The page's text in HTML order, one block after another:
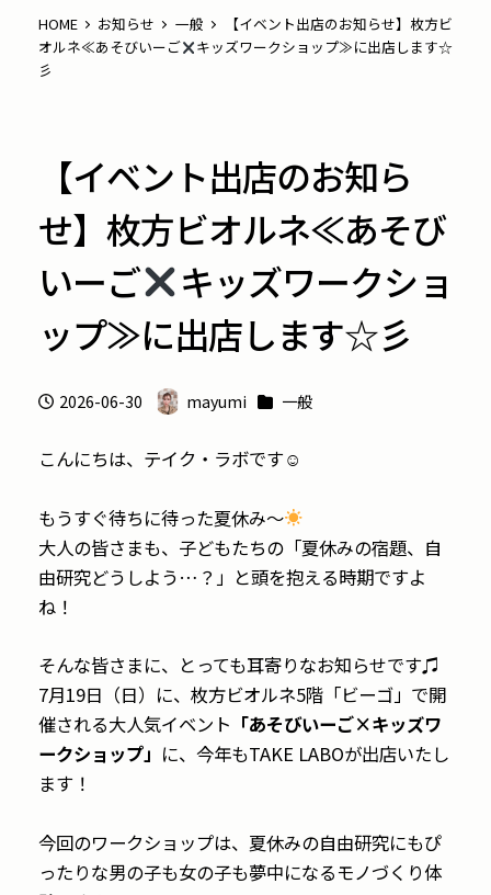
HOME お知らせ 一般
【イベント出店のお知らせ】枚方ビ
オルネ≪あそびいーご
キッズワークショップ≫に出店します☆
彡
【イベント出店のお知ら
せ】枚方ビオルネ≪あそび
いーご
キッズワークショ
ップ≫に出店します☆彡
投稿日2026-06-30
著
mayumi カテゴリー
一般
こんにちは、テイク・ラボです☺︎
もうすぐ待ちに待った夏休み～
大人の皆さまも、子どもたちの「夏休みの宿題、自
由研究どうしよう…？」と頭を抱える時期ですよ
ね！
そんな皆さまに、とっても耳寄りなお知らせです♫
7月19日（日）に、枚方ビオルネ5階「ビーゴ」で開
催される大人気イベント 「あそびいーご×キッズワ
ークショップ」 に、今年もTAKE LABOが出店いたし
ます！
今回のワークショップは、夏休みの自由研究にもぴ
ったりな男の子も女の子も夢中になるモノづくり体